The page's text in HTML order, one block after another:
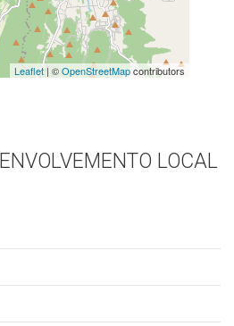
Leaflet| ©OpenStreetMapcontributors
LOCAL